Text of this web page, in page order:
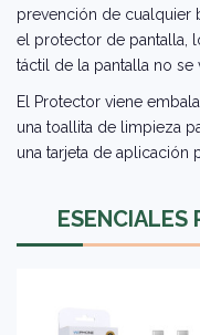
prevención de cualquier
el protector de pantalla,
táctil de la pantalla no se
El Protector viene
una toallita de limpieza
una tarjeta de aplicación
ESENCIALES